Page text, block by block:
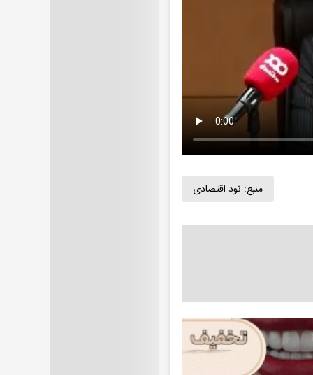
منبع: نود اقتصادی